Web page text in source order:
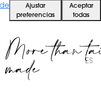
Ajustar
preferencias
Aceptar
todas
More than
made ES